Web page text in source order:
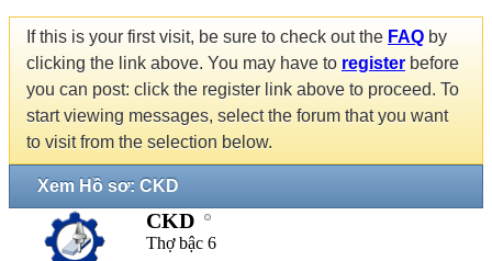
If this is your first visit, be sure to check out the FAQ by
clicking the link above. You may have to register before
you can post: click the register link above to proceed. To
start viewing messages, select the forum that you want
to visit from the selection below.
Xem Hồ sơ: CKD
CKD
Thợ bậc 6